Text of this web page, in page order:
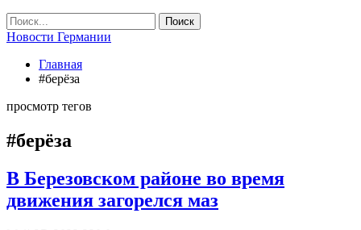
Новости Германии
Главная
#берёза
просмотр тегов
#берёза
В Березовском районе во время
движения загорелся маз